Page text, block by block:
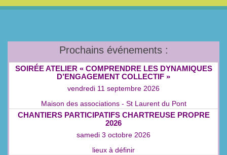
Prochains événements :
SOIRÉE ATELIER « COMPRENDRE LES DYNAMIQUES
D’ENGAGEMENT COLLECTIF »
vendredi 11 septembre 2026
Maison des associations - St Laurent du Pont
CHANTIERS PARTICIPATIFS CHARTREUSE PROPRE
2026
samedi 3 octobre 2026
lieux à définir